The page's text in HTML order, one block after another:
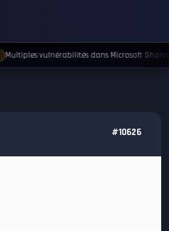
#10626
Multiples vulnérabilités dans Microsoft